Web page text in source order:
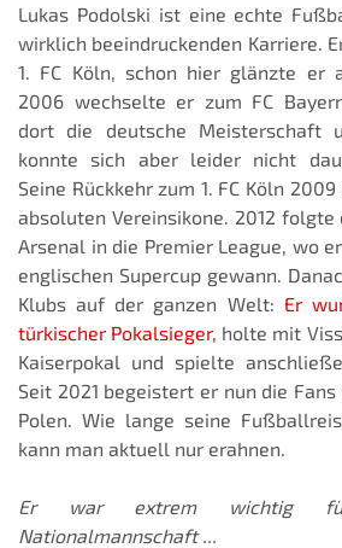
Lukas Podolski ist eine echte
wirklich beeindruckenden Karriere.
1. FC Köln, schon hier glänzte er
2006 wechselte er zum FC
dort die deutsche Meisterschaft
konnte sich aber leider nicht
Seine Rückkehr zum 1. FC Köln
absoluten Vereinsikone. 2012 folgte
Arsenal in die Premier League, wo
englischen Supercup gewann.
Klubs auf der ganzen Welt: Er
türkischer Pokalsieger, holte mit
Kaiserpokal und spielte
Seit 2021 begeistert er nun die Fans
Polen. Wie lange seine
kann man aktuell nur erahnen.
Er war extrem wichtig
Nationalmannschaft ...